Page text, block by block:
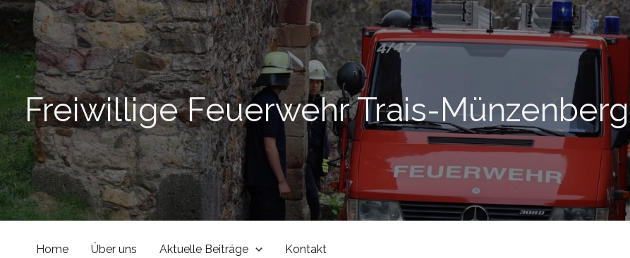
Zum
springen
Freiwillige Feuerwehr Trais-Münzenberg
Home Über uns Aktuelle Beiträge Kontakt